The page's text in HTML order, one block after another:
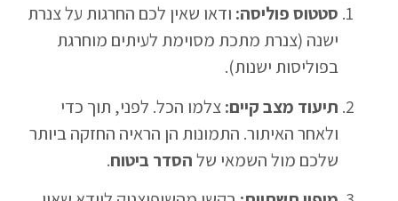
סטטוס פוליסה: ודאו שאין לכם החרגות על צנרת
ישנה (צנרת מתכת מסוימת לעיתים מוחרגת
בפוליסות ישנות).
תיעוד מצב קיים:צלמו הכל. לפני, תוך כדי
ולאחר האיתור. התמונות הן הראיה החזקה ביותר
שלכם מול השמאי שלהסדר ביטוח.